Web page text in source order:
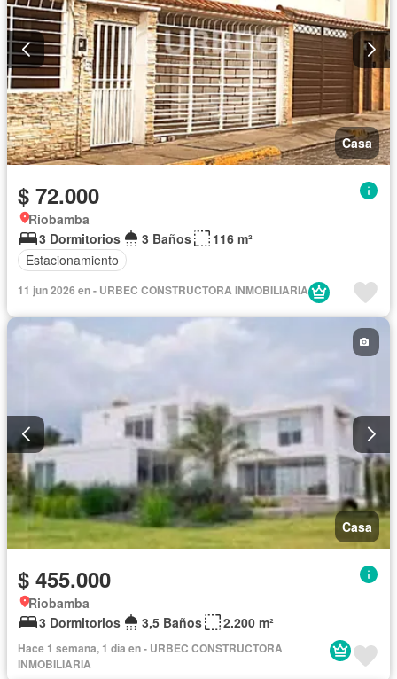
Casa
$ 72.000
Riobamba
3 Dormitorios
3 Baños
116 m²
Estacionamiento
11 jun 2026 en - URBEC CONSTRUCTORA INMOBILIARIA
Casa
$ 455.000
Riobamba
3 Dormitorios
3,5 Baños 2.200 m²
Hace 1 semana, 1 día en - URBEC CONSTRUCTORA
INMOBILIARIA